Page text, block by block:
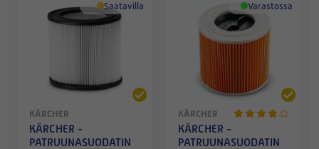
Saatavilla
KÄRCHER
KÄRCHER -
PATRUUNASUODATIN
Varastossa
KÄRCHER
KÄRCHER -
PATRUUNASUODATIN